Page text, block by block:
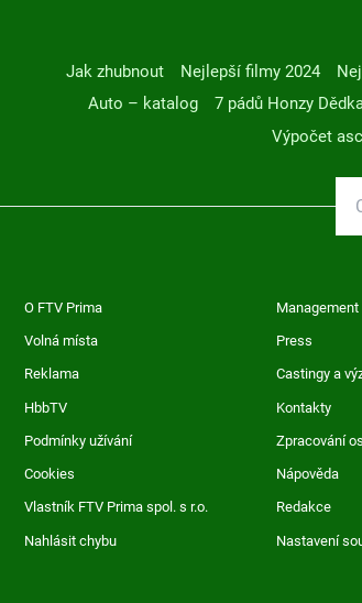
Jak zhubnout Nejlepší filmy 2024
Auto – katalog
7 pádů Honzy
Výpočet
O FTV Prima Management
Volná místa Press
Reklama Castingy a
HbbTV Kontakty
Podmínky užívání Zpracování
Cookies Nápověda
Vlastník FTV Prima spol. s r.o. Redakce
Nahlásit chybu Nastavení